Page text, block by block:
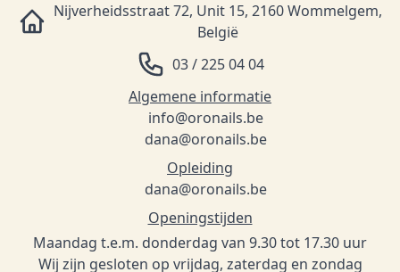
Nijverheidsstraat 72, Unit 15, 2160 Wommelgem,
België
03 / 225 04 04
Algemene informatie
info@oronails.be
dana@oronails.be
Opleiding
dana@oronails.be
Openingstijden
Maandag t.e.m. donderdag van 9.30 tot 17.30 uur
Wij zijn gesloten op vrijdag, zaterdag en zondag